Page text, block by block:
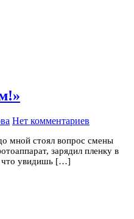
Нет комментариев
мной стоял вопрос смены
зарядил пленку в
что увидишь […]